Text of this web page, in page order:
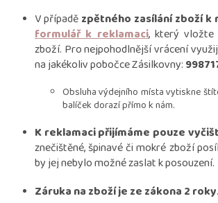
V případě zpětného zasílání zboží k
formulář k reklamaci, který vložte
zboží. Pro nejpohodlnější vrácení
na jakékoliv pobočce Zásilkovny:
Obsluha výdejního místa vytiskne
balíček dorazí přímo k nám.
K reklamaci přijímáme pouze
znečištěné, špinavé či mokré zboží
by jej nebylo možné zaslat k posouzení.
Záruka na zboží je ze zákona 2 roky.